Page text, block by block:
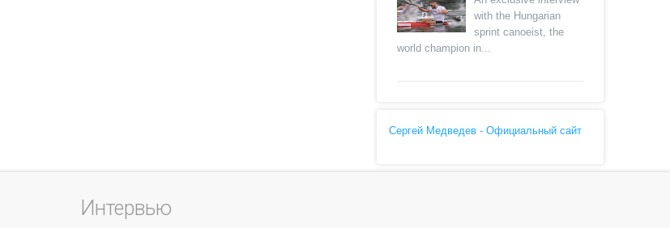
with the Hungarian
sprint canoeist, the
world champion in...
Сергей Медведев - Официальный сайт
Интервью